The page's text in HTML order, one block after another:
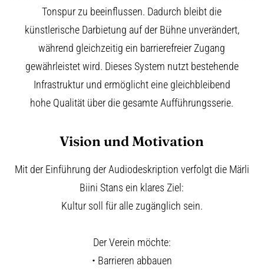
Tonspur zu beeinflussen. Dadurch bleibt die
künstlerische Darbietung auf der Bühne unverändert,
während gleichzeitig ein barrierefreier Zugang
gewährleistet wird. Dieses System nutzt bestehende
Infrastruktur und ermöglicht eine gleichbleibend
hohe Qualität über die gesamte Aufführungsserie.
Vision und Motivation
Mit der Einführung der Audiodeskription verfolgt die Märli
Biini Stans ein klares Ziel:
Kultur soll für alle zugänglich sein.
Der Verein möchte:
• Barrieren abbauen